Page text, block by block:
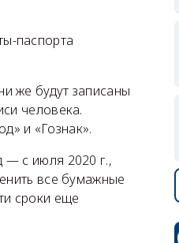
паспорта
же будут записаны
человека.
и «Гознак».
— с июля 2020 г.,
все бумажные
сроки еще